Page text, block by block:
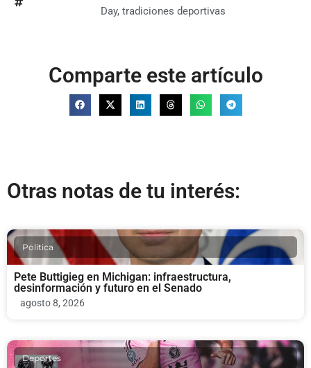
Day, tradiciones deportivas
Comparte este artículo
Otras notas de tu interés:
Politica
Pete Buttigieg en Michigan: infraestructura,
desinformación y futuro en el Senado
agosto 8, 2026
Deportes